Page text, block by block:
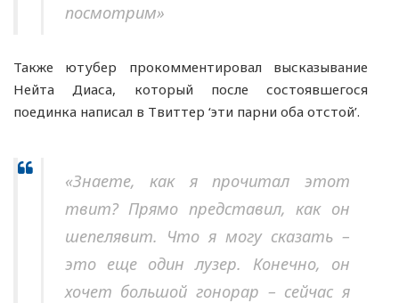
посмотрим»
Также ютубер прокомментировал высказывание
Нейта Диаса, который после состоявшегося
поединка написал в Твиттер ‘эти парни оба отстой’.
«Знаете, как я прочитал этот
твит? Прямо представил, как он
шепелявит. Что я могу сказать –
это еще один лузер. Конечно, он
хочет большой гонорар – сейчас я